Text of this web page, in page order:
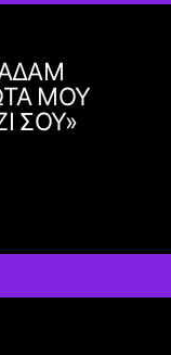
ΜΟΥ
ΣΟΥ»